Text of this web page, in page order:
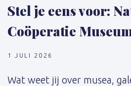
Stel je eens voor:
Coöperatie
1 JULI 2026
Wat weet jij over musea,